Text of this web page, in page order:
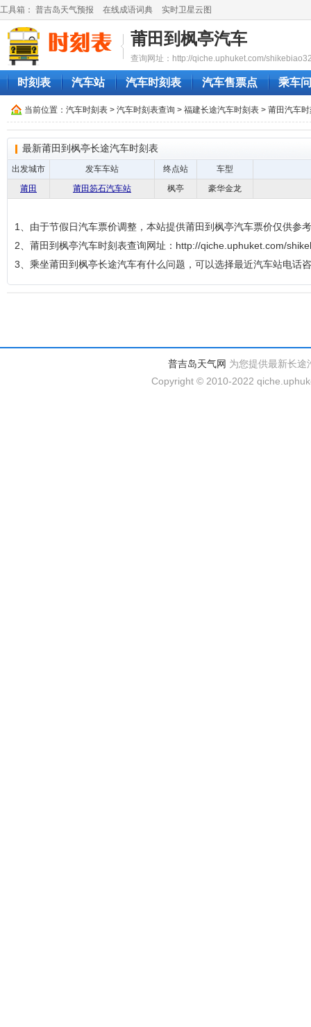
工具箱： 普吉岛天气预报 在线成语词典 实时卫星云图
莆田到枫亭汽车
查询网址：http://qiche.uphuket.com/
时刻表 汽车站 汽车时刻表 汽车售票点 乘车
当前位置： 汽车时刻表 > 汽车时刻表查询 > 福建长途汽车时刻表 > 莆田汽车
最新莆田到枫亭长途汽车时刻表
出发城市 发车车站 终点站
车型
莆田
莆田笏石汽车站 枫亭 豪华金龙
1、由于节假日汽车票价调整，本站提供莆田到枫亭汽车票价仅供参
2、莆田到枫亭汽车时刻表查询网址：http://qiche.uphuket.com/
3、乘坐莆田到枫亭长途汽车有什么问题，可以选择最近汽车站电话
普吉岛天气网 为您提供最新长途
Copyright © 2010-2022